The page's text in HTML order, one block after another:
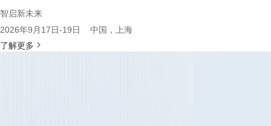
智启新未来
2026年9月17日-19日 中国，上海
了解更多